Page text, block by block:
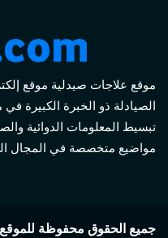
موقع علاجات صيدلية موقع
الصيادلة ذو الخبرة الكبيرة
تبسيط المعلومات الدوائية
مواضيع متخصصة في المجال
جميع الحقوق محفوظة للموقع